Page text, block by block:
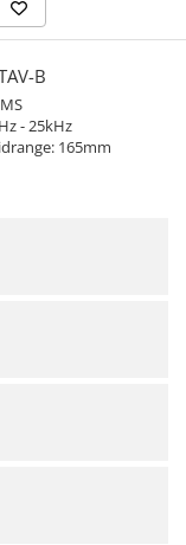
B
- 25kHz
165mm